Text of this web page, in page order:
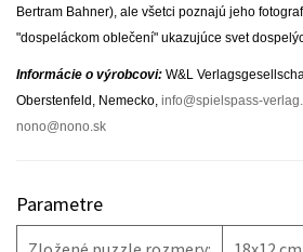
Bertram Bahner), ale všetci poznajú jeho
"dospeláckom oblečení" ukazujúce svet
Informácie o výrobcovi: W&L
Oberstenfeld, Nemecko, info@spielspass-
nono@nono.sk
Parametre